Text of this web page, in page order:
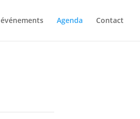
événements Agenda Contact